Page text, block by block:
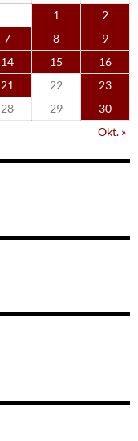
1
2
7 8
9
14 15
16
21 22
23
28 29
30
Okt. »